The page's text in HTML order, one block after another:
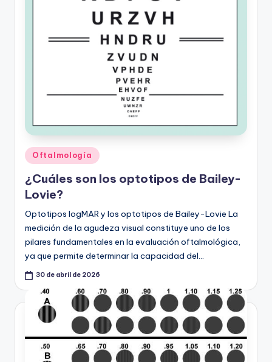
Publicado
en
Oftalmología
¿Cuáles son los optotipos de Bailey-
Lovie?
Optotipos logMAR y los optotipos de Bailey-Lovie La
medición de la agudeza visual constituye uno de los
pilares fundamentales en la evaluación oftalmológica,
ya que permite determinar la capacidad del…
30 de abril de 2026